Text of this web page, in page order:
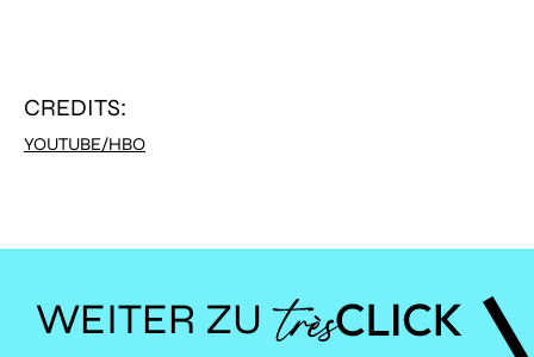
CREDITS:
YOUTUBE/HBO
WEITER ZU